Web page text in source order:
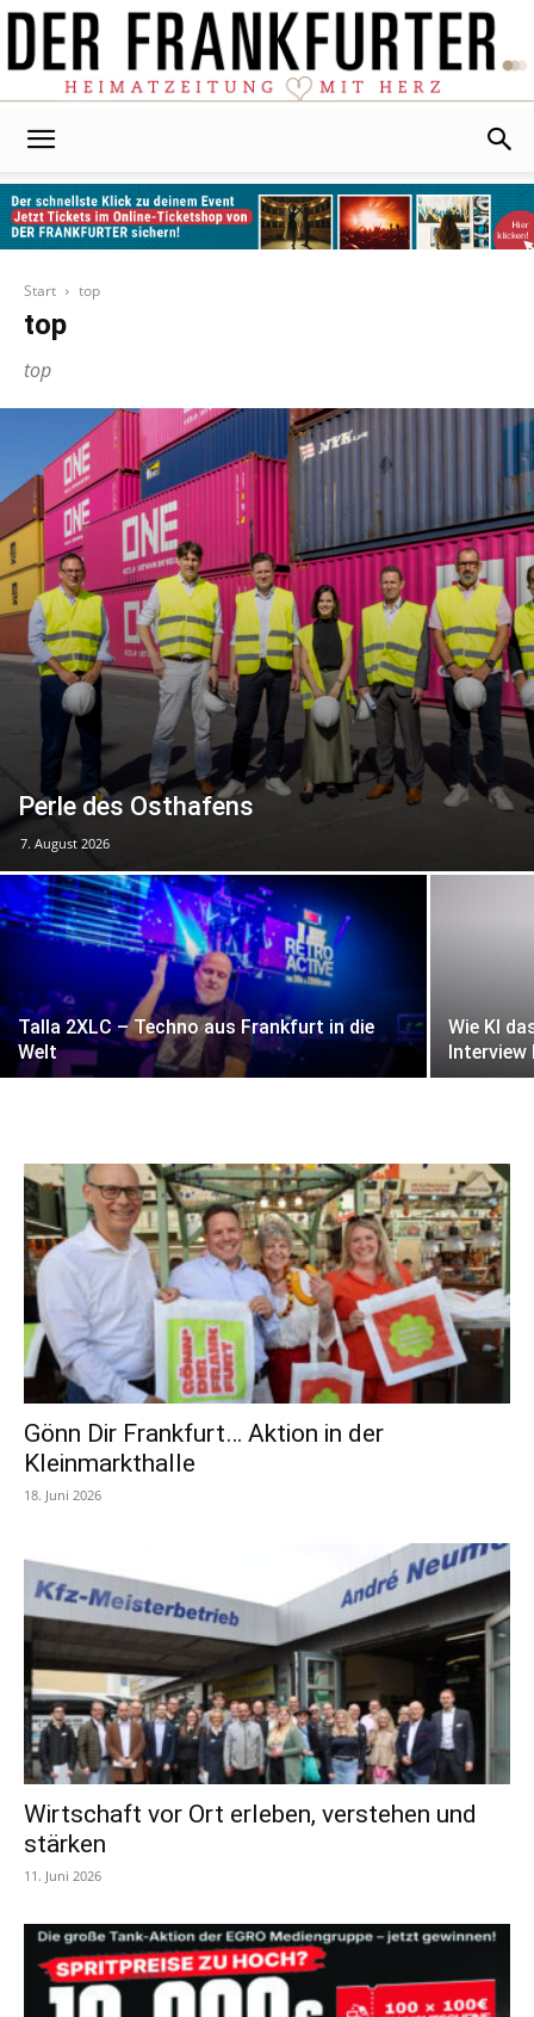
Start
top
top
top
Perle des Osthafens
7. August 2026
Talla 2XLC – Techno aus Frankfurt in die
Welt
Wie KI
Gönn Dir Frankfurt… Aktion in der
Kleinmarkthalle
18. Juni 2026
Wirtschaft vor Ort erleben, verstehen und
stärken
11. Juni 2026